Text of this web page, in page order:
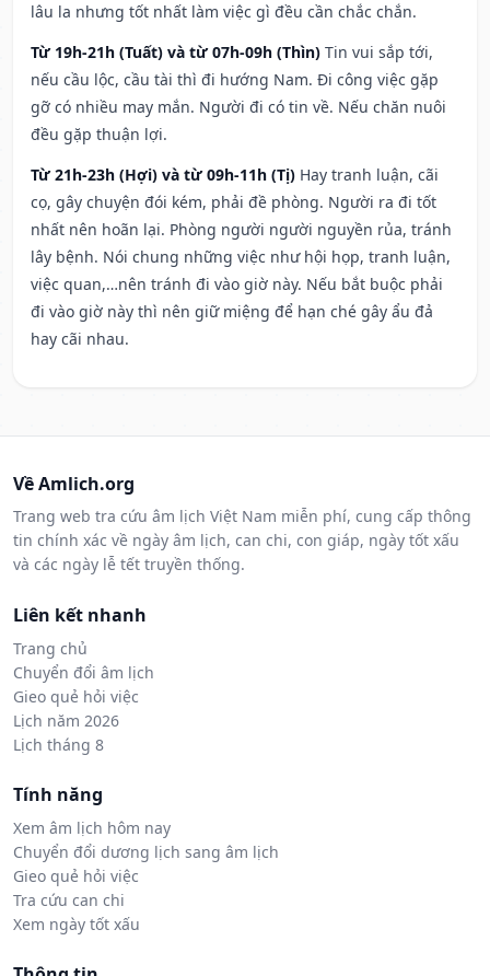
lâu la nhưng tốt nhất làm việc gì đều cần chắc chắn.
Từ 19h-21h (Tuất) và từ 07h-09h (Thìn) Tin vui sắp tới,
nếu cầu lộc, cầu tài thì đi hướng Nam. Đi công việc gặp
gỡ có nhiều may mắn. Người đi có tin về. Nếu chăn nuôi
đều gặp thuận lợi.
Từ 21h-23h (Hợi) và từ 09h-11h (Tị) Hay tranh luận, cãi
cọ, gây chuyện đói kém, phải đề phòng. Người ra đi tốt
nhất nên hoãn lại. Phòng người người nguyền rủa, tránh
lây bệnh. Nói chung những việc như hội họp, tranh luận,
việc quan,…nên tránh đi vào giờ này. Nếu bắt buộc phải
đi vào giờ này thì nên giữ miệng để hạn ché gây ẩu đả
hay cãi nhau.
Về Amlich.org
Trang web tra cứu âm lịch Việt Nam miễn phí, cung cấp thông
tin chính xác về ngày âm lịch, can chi, con giáp, ngày tốt xấu
và các ngày lễ tết truyền thống.
Liên kết nhanh
Trang chủ
Chuyển đổi âm lịch
Gieo quẻ hỏi việc
Lịch năm 2026
Lịch tháng 8
Tính năng
Xem âm lịch hôm nay
Chuyển đổi dương lịch sang âm lịch
Gieo quẻ hỏi việc
Tra cứu can chi
Xem ngày tốt xấu